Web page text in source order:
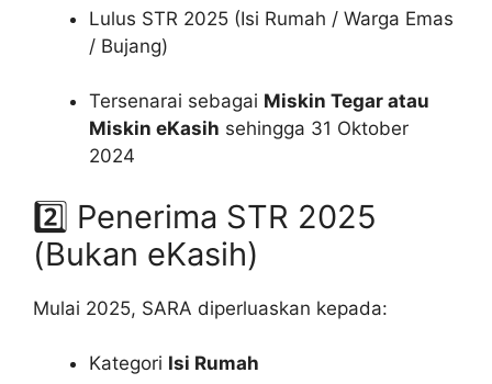
Lulus STR 2025 (Isi Rumah / Warga Emas
/ Bujang)
Tersenarai sebagai Miskin Tegar atau
Miskin eKasih sehingga 31 Oktober
2024
2️⃣ Penerima STR 2025
(Bukan eKasih)
Mulai 2025, SARA diperluaskan kepada:
Kategori Isi Rumah